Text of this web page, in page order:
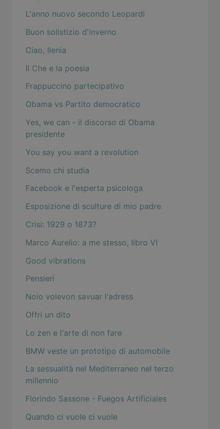
L'anno nuovo secondo Leopardi
Buon solistizio d'inverno
Ciao, Ilenia
Il Che e la poesia
Frappuccino partecipativo
Obama vs Partito democratico
Yes, we can - il discorso di Obama
presidente
You say you want a revolution
Scemo chi studia
Facebook e l'esperta psicologa
Esposizione di sculture di mio padre
Crisi: 1929 o 1873?
Marco Aurelio: a me stesso, libro VI
Good vibrations
Pensieri
Noio volevon savuar l'adress
Offri un dito
Lo zen e l'arte di non fare
BMW veste un prototipo di automobile
La sessualità nel Mediterraneo nel terzo
millennio
Florindo Sassone - Fuegos Artificiales
Quando ci vuole ci vuole